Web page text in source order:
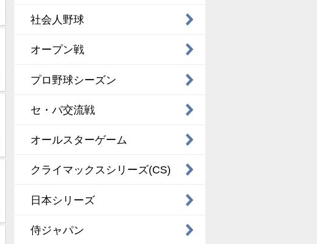
社会人野球
オープン戦
プロ野球シーズン
セ・パ交流戦
オールスターゲーム
クライマックスシリーズ(CS)
日本シリーズ
侍ジャパン